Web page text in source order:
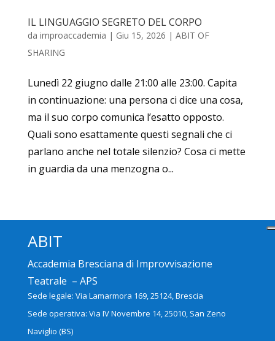
IL LINGUAGGIO SEGRETO DEL CORPO
da improaccademia | Giu 15, 2026 | ABIT OF
SHARING
Lunedì 22 giugno dalle 21:00 alle 23:00. Capita
in continuazione: una persona ci dice una cosa,
ma il suo corpo comunica l’esatto opposto.
Quali sono esattamente questi segnali che ci
parlano anche nel totale silenzio? Cosa ci mette
in guardia da una menzogna o...
ABIT
Accademia Bresciana di Improvvisazione
Teatrale – APS
Sede legale: Via Lamarmora 169, 25124, Brescia
Sede operativa: Via IV Novembre 14, 25010, San Zeno
Naviglio (BS)